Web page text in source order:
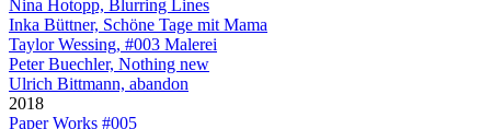
Nina Hotopp, Blurring Lines
Inka Büttner, Schöne Tage mit Mama
Taylor Wessing, #003 Malerei
Peter Buechler, Nothing new
Ulrich Bittmann, abandon
2018
Paper Works #005